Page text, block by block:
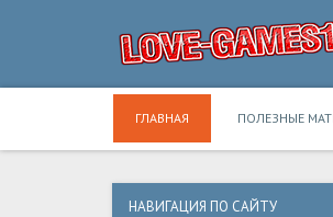
ГЛАВНАЯ ПОЛЕЗНЫЕ
НАВИГАЦИЯ ПО САЙТУ